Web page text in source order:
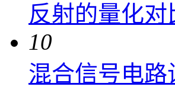
反射的量化对
10
混合信号电